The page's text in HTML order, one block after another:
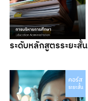
ระดับหลักสูตรระยะสั้น
คอร์ส
ระยะสั้น